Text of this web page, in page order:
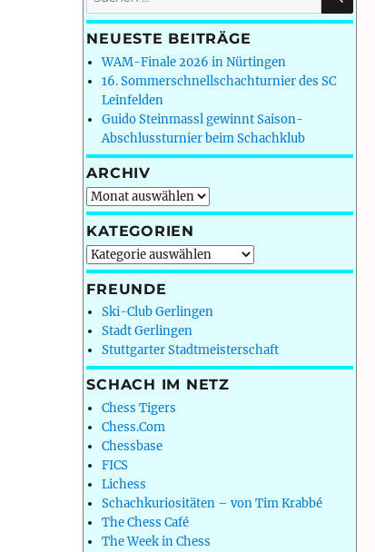
nach:
NEUESTE BEITRÄGE
WAM-Finale 2026 in Nürtingen
16. Sommerschnellschachturnier des SC
Leinfelden
Guido Steinmassl gewinnt Saison-
Abschlussturnier beim Schachklub
ARCHIV
Archiv
KATEGORIEN
Kategorien
FREUNDE
Ski-Club Gerlingen
Stadt Gerlingen
Stuttgarter Stadtmeisterschaft
SCHACH IM NETZ
Chess Tigers
Chess.Com
Chessbase
FICS
Lichess
Schachkuriositäten – von Tim Krabbé
The Chess Café
The Week in Chess